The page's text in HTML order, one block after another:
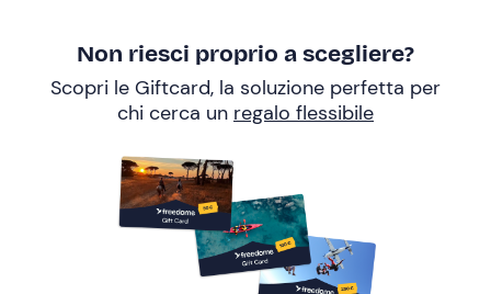
Non riesci proprio a scegliere?
Scopri le Giftcard, la soluzione perfetta per
chi cerca un regalo flessibile